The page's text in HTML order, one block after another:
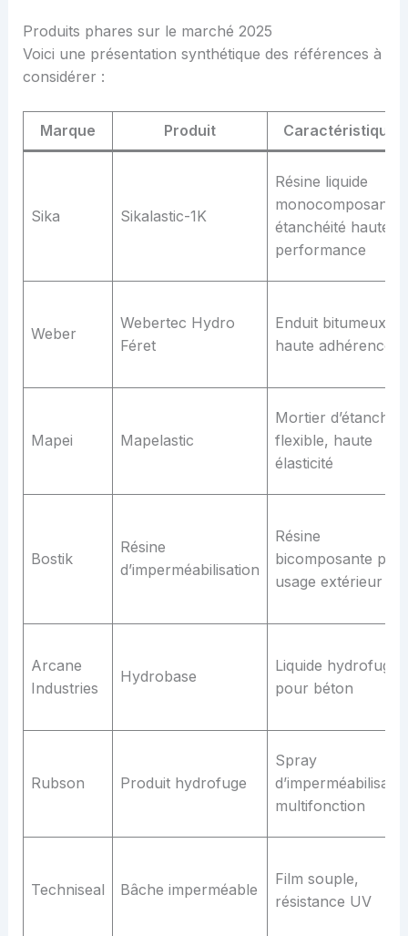
Produits phares sur le marché 2025
Voici une présentation synthétique des références à
considérer :
Marque Produit Caractéristiques
Sika Sikalastic-1K
Résine liquide
monocomposante,
étanchéité haute
performance
Weber
Webertec Hydro
Féret
Enduit bitumeux à
haute adhérence
Mapei Mapelastic
Mortier
flexible, haute
élasticité
Bostik
Résine
d’imperméabilisation
Résine
bicomposante
usage extérieur
Arcane
Industries
Hydrobase
Liquide hydrofuge
pour béton
Rubson Produit hydrofuge
Spray
multifonction
Techniseal Bâche imperméable
Film souple,
résistance UV